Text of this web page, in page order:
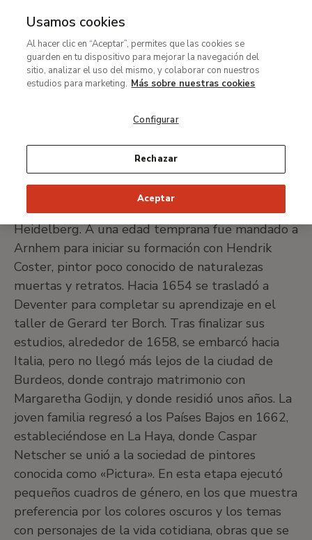
MENÚ
contenido
principal
Caspar Netscher
Pintor de origen alemán, era hijo del escultor
Johann Netscher y nieto del alcalde de
Heidelberg. A una edad temprana fue mandado a
Arnhem para iniciar su formación con Hendrik
Coster, pintor poco conocido de naturalezas
muertas y retratos. Hacia 1654 se trasladó a
Deventer para completar su aprendizaje en el
taller de Gerard ter Borch. Tras finalizar sus
estudios, alrededor de 1658, se embarcó hacia
Italia, pero no llegó más lejos de la ciudad de
Burdeos, donde contrajo matrimonio con
Margaretha Godijn, y donde residió unos años. La
joven familia regresó a los Países Bajos en 1662,
estableciéndose en La Haya, donde Caspar
Netscher se unió a la sociedad de pintores
conocida como «Pictura». En esta etapa ejecutó
pequeños cuadros de género, en los que muestra
preferencia por los colores oscuros y los temas
con personajes de la vida cotidiana, obras que se
Usamos cookies
Al hacer clic en “Aceptar”, permites que las cookies se
guarden en tu dispositivo para mejorar la navegación del
sitio, analizar el uso del mismo, y colaborar con nuestros
estudios para marketing. Más sobre nuestras cookies
Configurar
Rechazar
Aceptar